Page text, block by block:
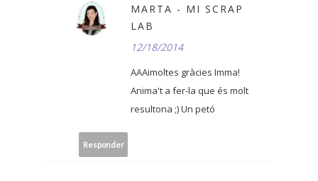
MARTA - MI SCRAP
LAB
12/18/2014
AAAimoltes gràcies Imma!
Anima't a fer-la que és molt
resultona ;) Un petó
Responder